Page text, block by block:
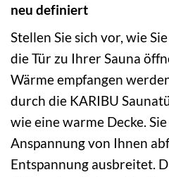
neu definiert
Stellen Sie sich vor, wie
die Tür zu Ihrer Sauna
Wärme empfangen
durch die KARIBU
wie eine warme Decke.
Anspannung von Ihnen
Entspannung ausbreitet.